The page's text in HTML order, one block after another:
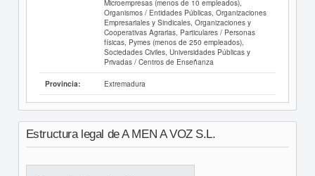
Microempresas (menos de 10 empleados),
Organismos / Entidades Públicas, Organizaciones
Empresariales y Sindicales, Organizaciones y
Cooperativas Agrarias, Particulares / Personas
físicas, Pymes (menos de 250 empleados),
Sociedades Civiles, Universidades Públicas y
Privadas / Centros de Enseñanza
Provincia: Extremadura
Estructura legal de A MEN A VOZ S.L.